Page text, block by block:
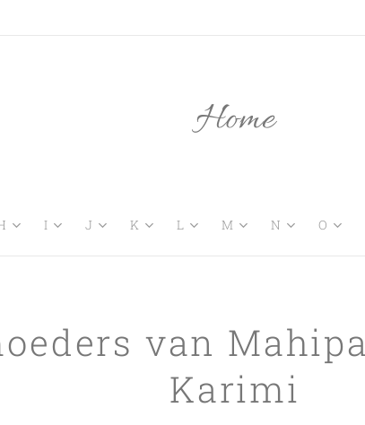
Home
I J K L M N O
van
Karimi